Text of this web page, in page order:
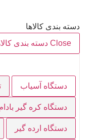
دسته بندی کالاها
Close دسته بندی کالاها
دستگاه آسیاب
دستگاه کره گیر
دستگاه ارده گیر